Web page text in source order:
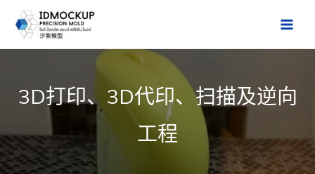
Main
3D打印、3D代印、扫描及逆向
工程